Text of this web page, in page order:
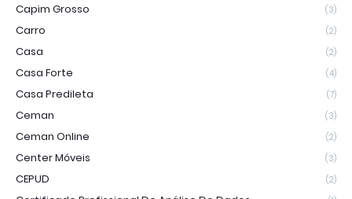
Capim Grosso (3)
Carro (2)
Casa (2)
Casa Forte (4)
Casa Predileta (7)
Ceman (3)
Ceman Online (2)
Center Móveis (3)
CEPUD (2)